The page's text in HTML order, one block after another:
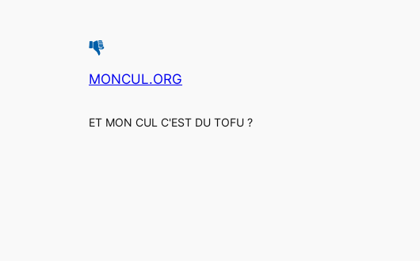
MONCUL.ORG
ET MON CUL C'EST DU TOFU ?